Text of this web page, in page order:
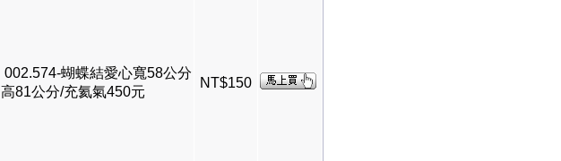
002.574-蝴蝶結愛心寬58公分
高81公分/充氦氣450元
NT$150